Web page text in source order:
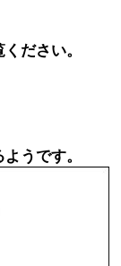
ださい。
うです。